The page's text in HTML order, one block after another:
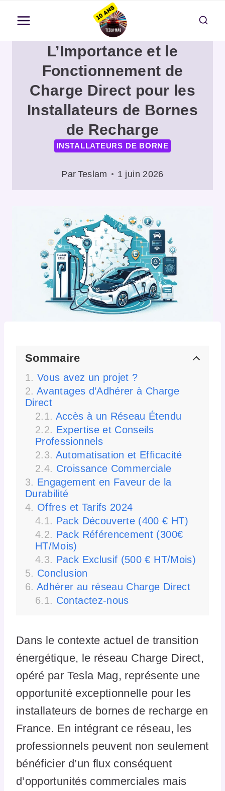
contenu
L’Importance et le
Fonctionnement de
Charge Direct pour les
Installateurs de Bornes
de Recharge
INSTALLATEURS DE BORNE
Par Teslam 1 juin 2026
Sommaire
Vous avez un projet ?
Avantages d’Adhérer à Charge
Direct
Accès à un Réseau Étendu
Expertise et Conseils
Professionnels
Automatisation et Efficacité
Croissance Commerciale
Engagement en Faveur de la
Durabilité
Offres et Tarifs 2024
Pack Découverte (400 € HT)
Pack Référencement (300€
HT/Mois)
Pack Exclusif (500 € HT/Mois)
Conclusion
Adhérer au réseau Charge Direct
Contactez-nous
Dans le contexte actuel de transition
énergétique, le réseau Charge Direct,
opéré par Tesla Mag, représente une
opportunité exceptionnelle pour les
installateurs de bornes de recharge en
France. En intégrant ce réseau, les
professionnels peuvent non seulement
bénéficier d’un flux conséquent
d’opportunités commerciales mais